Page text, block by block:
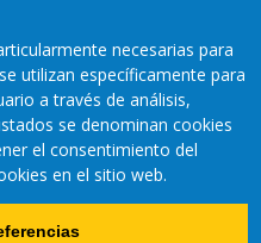
necesarias para
utilizan específicamente para
a través de análisis,
se denominan cookies
el consentimiento del
en el sitio web.